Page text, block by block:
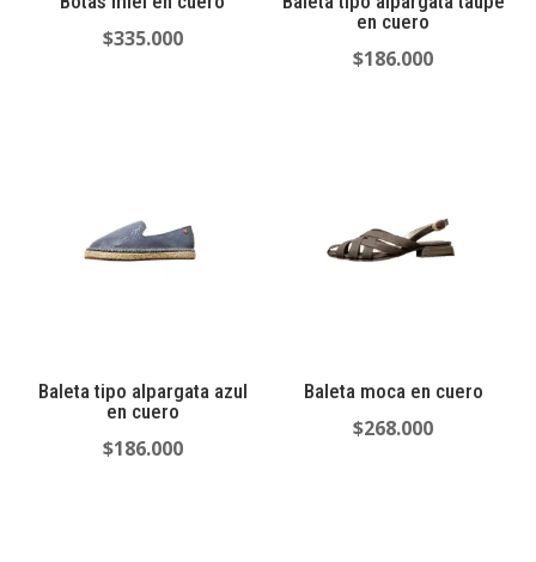
$335.000
en cuero
$186.000
Baleta tipo alpargata azul
en cuero
$186.000
Baleta moca en cuero
$268.000